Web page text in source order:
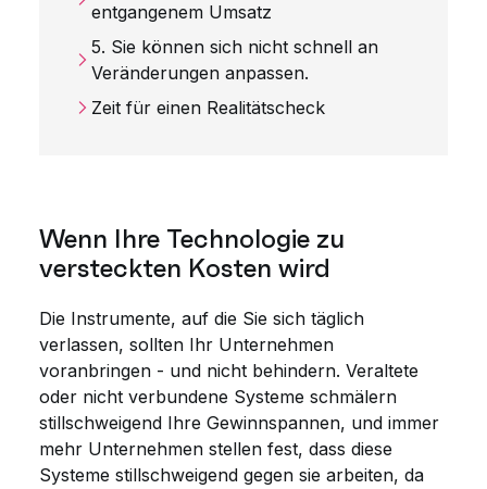
entgangenem Umsatz
5. Sie können sich nicht schnell an
Veränderungen anpassen.
Zeit für einen Realitätscheck
Wenn Ihre Technologie zu
versteckten Kosten wird
Die Instrumente, auf die Sie sich täglich
verlassen, sollten Ihr Unternehmen
voranbringen - und nicht behindern. Veraltete
oder nicht verbundene Systeme schmälern
stillschweigend Ihre Gewinnspannen, und immer
mehr Unternehmen stellen fest, dass diese
Systeme stillschweigend gegen sie arbeiten, da